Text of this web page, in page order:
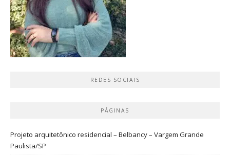
REDES SOCIAIS
PÁGINAS
Projeto arquitetônico residencial – Belbancy – Vargem Grande
Paulista/SP